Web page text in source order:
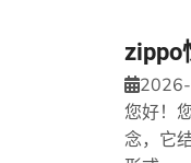
zippo
您好！
念，它